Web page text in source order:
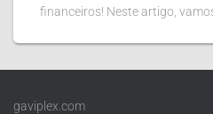
financeiros! Neste artigo,
gaviplex.com